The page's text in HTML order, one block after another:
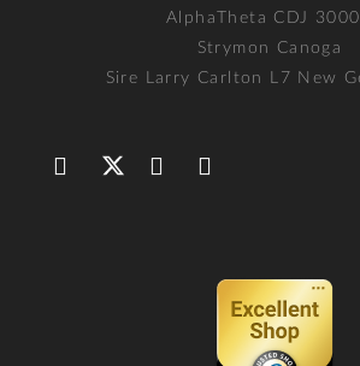
AlphaTheta CDJ
Strymon Canoga
Sire Larry Carlton L7 New